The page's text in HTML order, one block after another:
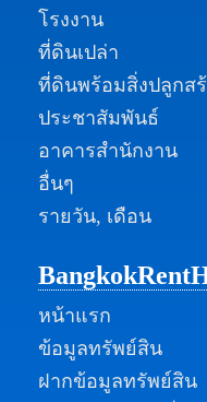
โรงงาน
ที่ดินเปล่า
ที่ดินพร้อมสิ่งปลูกสร้
ประชาสัมพันธ์
อาคารสำนักงาน
อื่นๆ
รายวัน, เดือน
หน้าแรก
ข้อมูลทรัพย์สิน
ฝากข้อมูลทรัพย์สิน